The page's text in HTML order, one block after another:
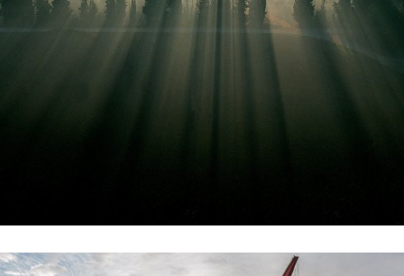
לטייל בשביל ישראל נוף, שביל, שיר מאת:דובי טל נופי הארץ יחד עם
השירה העברית לדורותיה הם שניים מהמרכיבים העיקריים של